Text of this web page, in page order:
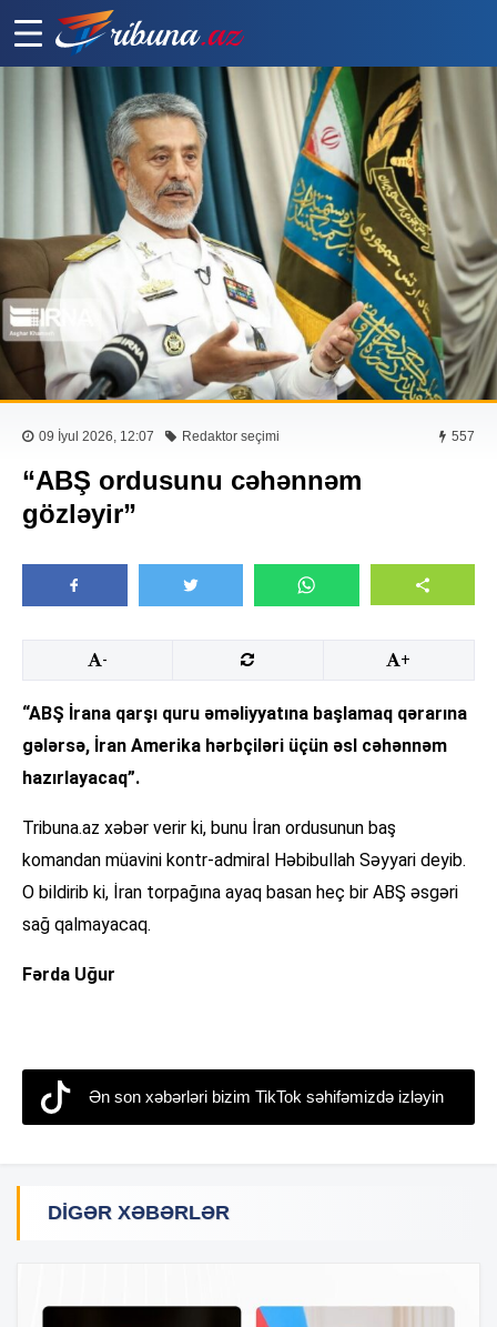
09 İyul 2026, 12:07 Redaktor seçimi 557
“ABŞ ordusunu cəhənnəm
gözləyir”
- +
“ABŞ İrana qarşı quru əməliyyatına başlamaq qərarına
gələrsə, İran Amerika hərbçiləri üçün əsl cəhənnəm
hazırlayacaq”.
Tribuna.az xəbər verir ki, bunu İran ordusunun baş
komandan müavini kontr-admiral Həbibullah Səyyari deyib.
O bildirib ki, İran torpağına ayaq basan heç bir ABŞ əsgəri
sağ qalmayacaq.
Fərda Uğur
Ən son xəbərləri bizim TikTok səhifəmizdə izləyin
DIGƏR XƏBƏRLƏR